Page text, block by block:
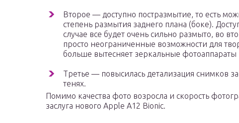
Второе — доступно постразмытие, то есть
степень размытия заднего плана (боке).
случае все будет очень сильно размыто, во
просто неограниченные возможности для
больше вытесняет зеркальные фотоаппараты
Третье — повысилась детализация снимков
тенях.
Помимо качества фото возросла и скорость
заслуга нового Apple A12 Bionic.